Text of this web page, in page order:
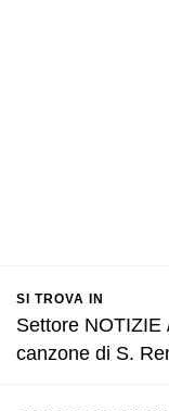
SI TROVA IN
Settore
canzone di S.